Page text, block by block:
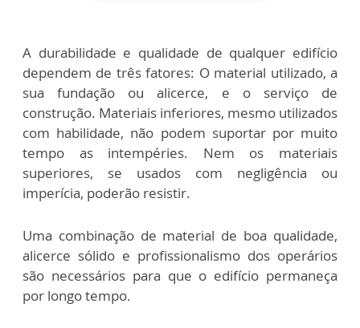
A durabilidade e qualidade de qualquer edifício
dependem de três fatores: O material utilizado, a
sua fundação ou alicerce, e o serviço de
construção. Materiais inferiores, mesmo utilizados
com habilidade, não podem suportar por muito
tempo as intempéries. Nem os materiais
superiores, se usados com negligência ou
imperícia, poderão resistir.
Uma combinação de material de boa qualidade,
alicerce sólido e profissionalismo dos operários
são necessários para que o edifício permaneça
por longo tempo.